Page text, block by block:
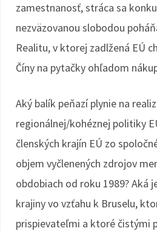
zamestnanosť, stráca sa
nezväzovanou slobodou
Realitu, v ktorej zadlžená EÚ
Číny na pytačky ohľadom
Aký balík peňazí plynie na
regionálnej/kohéznej politiky
členských krajín EÚ zo
objem vyčlenených zdrojov
obdobiach od roku 1989? Aká
krajiny vo vzťahu k Bruselu,
prispievateľmi a ktoré čistými